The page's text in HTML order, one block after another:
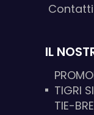
Contatti
IL
TIGRI
TIE-